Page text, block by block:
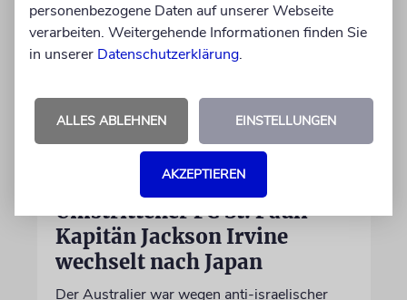
NACH ANTISEMITISMUS-VORWÜRFEN
Umstrittener FC St. Pauli-
Kapitän Jackson Irvine
wechselt nach Japan
Der Australier war wegen anti-israelischer
personenbezogene Daten auf unserer Webseite
verarbeiten. Weitergehende Informationen finden Sie
in unserer Datenschutzerklärung.
ALLES ABLEHNEN EINSTELLUNGEN
AKZEPTIEREN